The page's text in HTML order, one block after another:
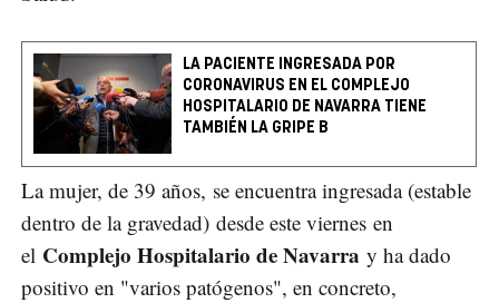
LA PACIENTE INGRESADA POR
CORONAVIRUS EN EL COMPLEJO
HOSPITALARIO DE NAVARRA TIENE
TAMBIÉN LA GRIPE B
La mujer, de 39 años, se encuentra ingresada (estable
dentro de la gravedad) desde este viernes en
el Complejo Hospitalario de Navarra y ha dado
positivo en "varios patógenos", en concreto,